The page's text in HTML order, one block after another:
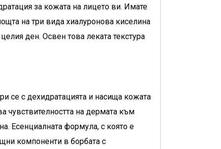
за кожата на лицето ви. Имате
на три вида хиалуронова киселина
ден. Освен това леката текстура
се с дехидратацията и насища кожата
чувствителността на дермата към
Есенциалната формула, с която е
компоненти в борбата с